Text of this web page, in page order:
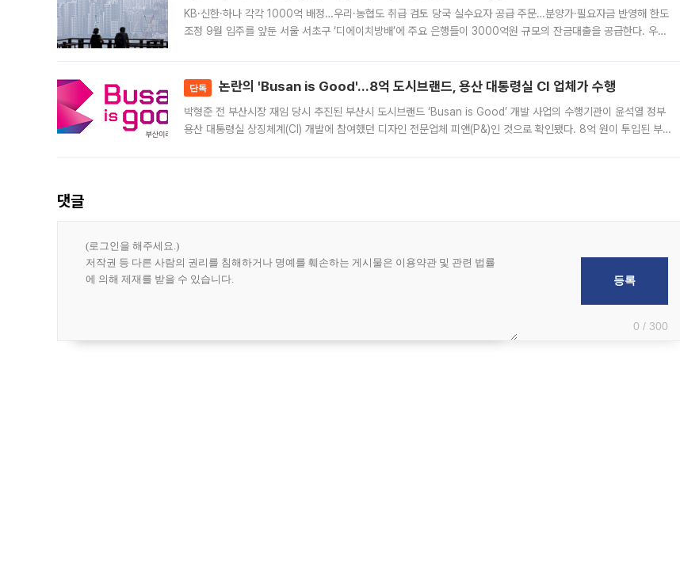
KB·신한·하나 각각 1000억 배정…우리·농협도 취급 검토 당국 실수요자 공급 주문…분양가·필요자금 반영해 한도
조정 9월 입주를 앞둔 서울 서초구 ‘디에이치방배’에 주요 은행들이 3000억원 규모의 잔금대출을 공급한다. 우리
단독 논란의 'Busan is Good'…8억 도시브랜드, 용산 대통령실 CI 업체가 수행
박형준 전 부산시장 재임 당시 추진된 부산시 도시브랜드 ‘Busan is Good’ 개발 사업의 수행기관이 윤석열 정부
용산 대통령실 상징체계(CI) 개발에 참여했던 디자인 전문업체 피앤(P&)인 것으로 확인됐다. 8억 원이 투입된 부산
댓글
0 / 300